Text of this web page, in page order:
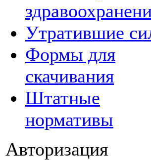
Утратившие
Формы для
скачивания
Штатные
нормативы
Авторизация